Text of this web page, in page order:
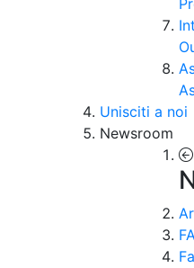
Unisciti a noi
Newsroom